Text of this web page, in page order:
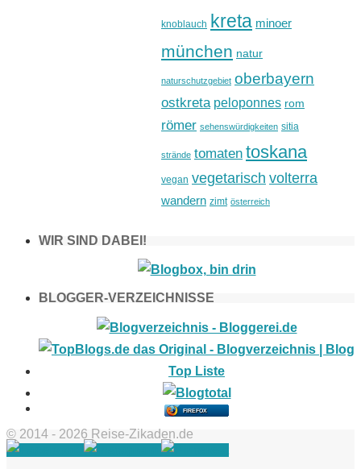
knoblauch kreta minoer
münchen natur
naturschutzgebiet oberbayern
ostkreta peloponnes rom
römer sehenswürdigkeiten sitia
strände tomaten toskana
vegan vegetarisch volterra
wandern zimt österreich
WIR SIND DABEI!
BLOGGER-VERZEICHNISSE
FIREFOX
© 2014 - 2026 Reise-Zikaden.de